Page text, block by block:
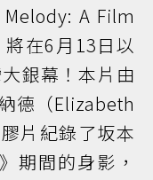
A Film
在6月13日以
銀幕！本片由
德（Elizabeth
片紀錄了坂本
期間的身影，